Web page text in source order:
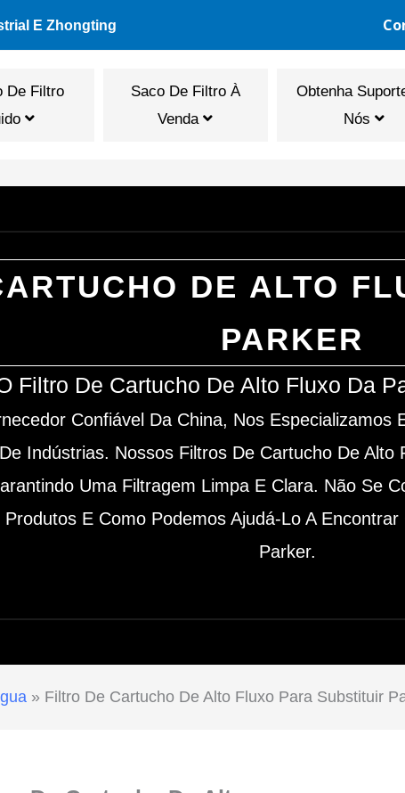
E Zhongting
De Filtro
Saco De Filtro À
Venda
Obtenha
Nós
DE ALTO
PARKER
Filtro De Cartucho De Alto Fluxo Da
Confiável Da China, Nos Especializamos
Indústrias. Nossos Filtros De Cartucho De
Uma Filtragem Limpa E Clara. Não Se
E Como Podemos Ajudá-Lo A
Parker.
» Filtro De Cartucho De Alto Fluxo Para Substituir